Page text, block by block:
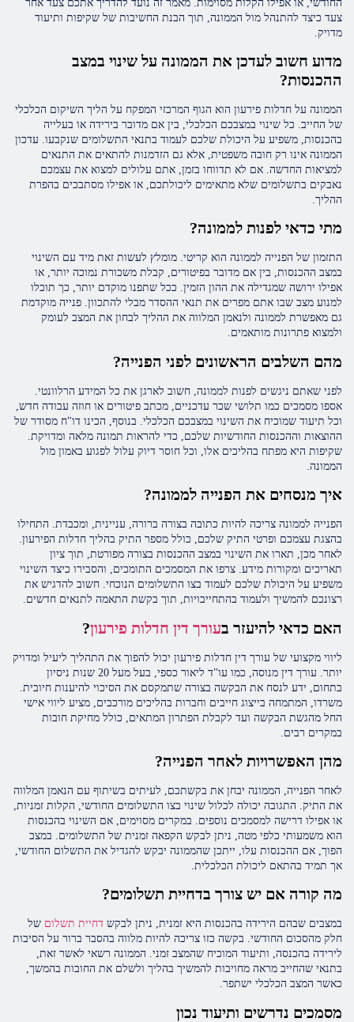
החודשי, או אפילו הקלות מסוימות. מאמר זה נועד להדריך אתכם צעד אחר
צעד כיצד להתנהל מול הממונה, תוך הבנת החשיבות של שקיפות ותיעוד
מדויק.
מדוע חשוב לעדכן את הממונה על שינוי במצב
ההכנסות?
הממונה על חדלות פירעון הוא הגוף המרכזי המפקח על הליך השיקום הכלכלי
של החייב. כל שינוי במצבכם הכלכלי, בין אם מדובר בירידה או בעלייה
בהכנסות, משפיע על היכולת שלכם לעמוד בתנאי התשלומים שנקבעו. עדכון
הממונה אינו רק חובה משפטית, אלא גם הזדמנות להתאים את התנאים
למציאות החדשה. אם לא תדווחו בזמן, אתם עלולים למצוא את עצמכם
נאבקים בתשלומים שלא מתאימים ליכולתכם, או אפילו מסתבכים בהפרת
ההליך.
מתי כדאי לפנות לממונה?
התזמון של הפנייה לממונה הוא קריטי. מומלץ לעשות זאת מיד עם השינוי
במצב ההכנסות, בין אם מדובר בפיטורים, קבלת משכורת נמוכה יותר, או
אפילו ירושה שמגדילה את ההון הזמין. ככל שתפנו מוקדם יותר, כך תוכלו
למנוע מצב שבו אתם מפרים את תנאי ההסדר מבלי להתכוון. פנייה מוקדמת
גם מאפשרת לממונה ולנאמן המלווה את ההליך לבחון את המצב לעומק
ולמצוא פתרונות מותאמים.
מהם השלבים הראשונים לפני הפנייה?
לפני שאתם ניגשים לפנות לממונה, חשוב לארגן את כל המידע הרלוונטי.
אספו מסמכים כמו תלושי שכר עדכניים, מכתב פיטורים או חוזה עבודה חדש,
וכל תיעוד שמוכיח את השינוי במצבכם הכלכלי. בנוסף, הכינו דו"ח מסודר של
ההוצאות וההכנסות החודשיות שלכם, כדי להראות תמונה מלאה ומדויקת.
שקיפות היא מפתח בהליכים אלו, וכל חוסר דיוק עלול לפגוע באמון מול
הממונה.
איך מנסחים את הפנייה לממונה?
הפנייה לממונה צריכה להיות כתובה בצורה ברורה, עניינית, ומכבדת. התחילו
בהצגת עצמכם ופרטי התיק שלכם, כולל מספר התיק בהליך חדלות הפירעון.
לאחר מכן, תארו את השינוי במצב ההכנסות בצורה מפורטת, תוך ציון
תאריכים ומקורות מידע. צרפו את המסמכים התומכים, והסבירו כיצד השינוי
משפיע על היכולת שלכם לעמוד בצו התשלומים הנוכחי. חשוב להדגיש את
רצונכם להמשיך ולעמוד בהתחייבויות, תוך בקשת התאמה לתנאים חדשים.
האם כדאי להיעזר בעורך דין חדלות פירעון?
ליווי מקצועי של עורך דין חדלות פירעון יכול להפוך את התהליך ליעיל ומדויק
יותר. עורך דין מנוסה, כמו עו"ד ליאור כספי, בעל מעל 20 שנות ניסיון
בתחום, ידע לנסח את הבקשה בצורה שתמקסם את הסיכוי להיענות חיובית.
משרדו, המתמחה בייצוג חייבים וחברות בהליכים מורכבים, מציע ליווי אישי
החל מהגשת הבקשה ועד לקבלת הפתרון המתאים, כולל מחיקת חובות
במקרים רבים.
מהן האפשרויות לאחר הפנייה?
לאחר הפנייה, הממונה יבחן את בקשתכם, לעיתים בשיתוף עם הנאמן המלווה
את התיק. התגובה יכולה לכלול שינוי בצו התשלומים החודשי, הקלות זמניות,
או אפילו דרישה למסמכים נוספים. במקרים מסוימים, אם השינוי בהכנסות
הוא משמעותי כלפי מטה, ניתן לבקש הקפאה זמנית של התשלומים. במצב
הפוך, אם ההכנסות עלו, ייתכן שהממונה יבקש להגדיל את התשלום החודשי,
אך תמיד בהתאם ליכולת הכלכלית.
מה קורה אם יש צורך בדחיית תשלומים?
במצבים שבהם הירידה בהכנסות היא זמנית, ניתן לבקש דחיית תשלום של
חלק מהסכום החודשי. בקשה כזו צריכה להיות מלווה בהסבר ברור על הסיבות
לירידה בהכנסה, ותיעוד המוכיח שהמצב זמני. הממונה רשאי לאשר זאת,
בתנאי שהחייב מראה מחויבות להמשיך בהליך ולשלם את החובות בהמשך,
כאשר המצב הכלכלי ישתפר.
מסמכים נדרשים ותיעוד נכון